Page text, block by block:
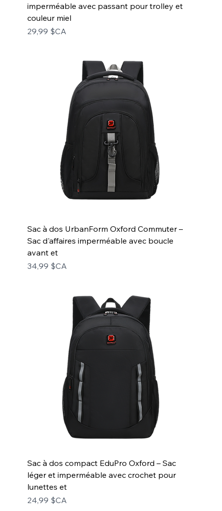
imperméable avec passant pour trolley et
couleur miel
Prix
29,99 $CA
Sac à dos UrbanForm Oxford Commuter –
Sac d'affaires imperméable avec boucle
avant et
Prix
34,99 $CA
Sac à dos compact EduPro Oxford – Sac
léger et imperméable avec crochet pour
lunettes et
Prix
24,99 $CA